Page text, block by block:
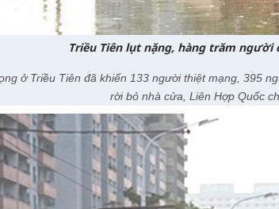
Triều Tiên lụt nặng, hàng trăm người
ở Triều Tiên đã khiến 133 người thiệt mạng, 395
rời bỏ nhà cửa, Liên Hợp Quốc